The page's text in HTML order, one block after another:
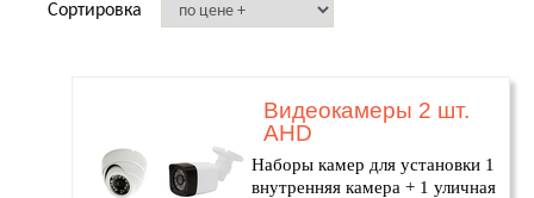
Сортировка
Видеокамеры 2 шт.
AHD
Наборы камер для установки 1
внутренняя камера + 1 уличная